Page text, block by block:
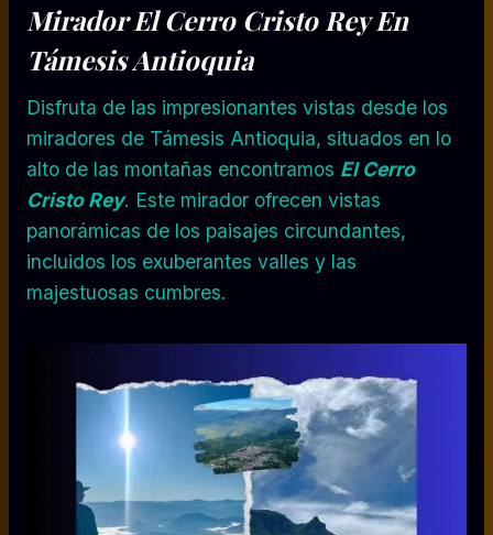
Mirador El Cerro Cristo Rey En
Támesis Antioquia
Disfruta de las impresionantes vistas desde los
miradores de Támesis Antioquia, situados en lo
alto de las montañas encontramos El Cerro
Cristo Rey. Este mirador ofrecen vistas
panorámicas de los paisajes circundantes,
incluidos los exuberantes valles y las
majestuosas cumbres.